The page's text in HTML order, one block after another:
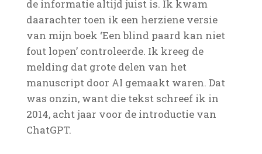
de informatie altijd juist is. Ik kwam
daarachter toen ik een herziene versie
van mijn boek ‘Een blind paard kan niet
fout lopen’ controleerde. Ik kreeg de
melding dat grote delen van het
manuscript door AI gemaakt waren. Dat
was onzin, want die tekst schreef ik in
2014, acht jaar voor de introductie van
ChatGPT.